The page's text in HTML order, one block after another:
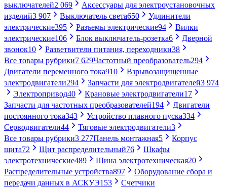
выключателей2 069
Аксессуары для электроустановочных
изделий3 907 Выключатель света650
Удлинители
электрические395 Разъемы электрические94
Вилки
электрические106 Блок выключатель-розетка6
Дверной
звонок10 Разветвители питания, переходники38
Все товары рубрики7 629Частотный преобразователь294
Двигатели переменного тока910
Взрывозащищенные
электродвигатели294 Запчасти для электродвигателей3 974
Электропривод40 Крановые электродвигатели17
Запчасти для частотных преобразователей194
Двигатели
постоянного тока343 Устройство плавного пуска334
Серводвигатели44 Тяговые электродвигатели3
Все товары рубрики3 277Панель монтажная5
Корпус
щита72 Щит распределительный76
Шкафы
электротехнические489 Шина электротехническая20
Распределительные устройства897
Оборудование сбора и
передачи данных в АСКУЭ153
Счетчики